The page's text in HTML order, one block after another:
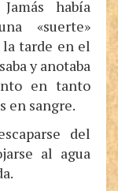
había
«suerte»
la tarde en el
y anotaba
en tanto
en sangre.
del
al agua